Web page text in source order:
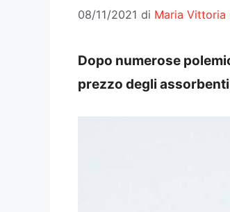
08/11/2021 di Maria Vittoria
Dopo numerose
prezzo degli